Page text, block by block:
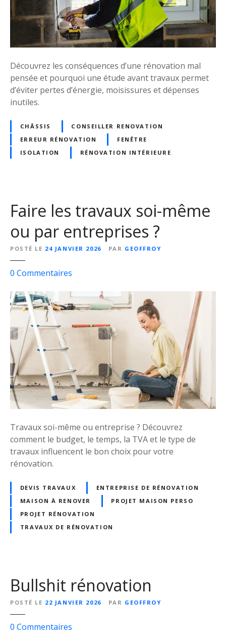
n
t
c
o
f
o
r
s
?
a
t
i
o
b
o
f
f
Découvrez les conséquences d’une rénovation mal
pensée et pourquoi une étude avant travaux permet
d’éviter pertes d’énergie, moisissures et dépenses
inutiles.
CHÂSSIS
CONSEILLER RENOVATION
ERREUR RÉNOVATION
FENÊTRE
ISOLATION
RÉNOVATION INTÉRIEURE
Faire les travaux soi-même
ou par entreprises ?
POSTÉ LE 24 JANVIER 2026 PAR GEOFFROY
0 Commentaires
r
F
l
e
s
t
a
v
a
s
o
i
-
o
u
Travaux soi-même ou entreprise ? Découvrez
comment le budget, le temps, la TVA et le type de
travaux influencent le bon choix pour votre
rénovation.
DEVIS TRAVAUX
ENTREPRISE DE RÉNOVATION
MAISON À RENOVER
PROJET MAISON PERSO
PROJET RÉNOVATION
TRAVAUX DE RÉNOVATION
Bullshit rénovation
POSTÉ LE 22 JANVIER 2026 PAR GEOFFROY
0 Commentaires